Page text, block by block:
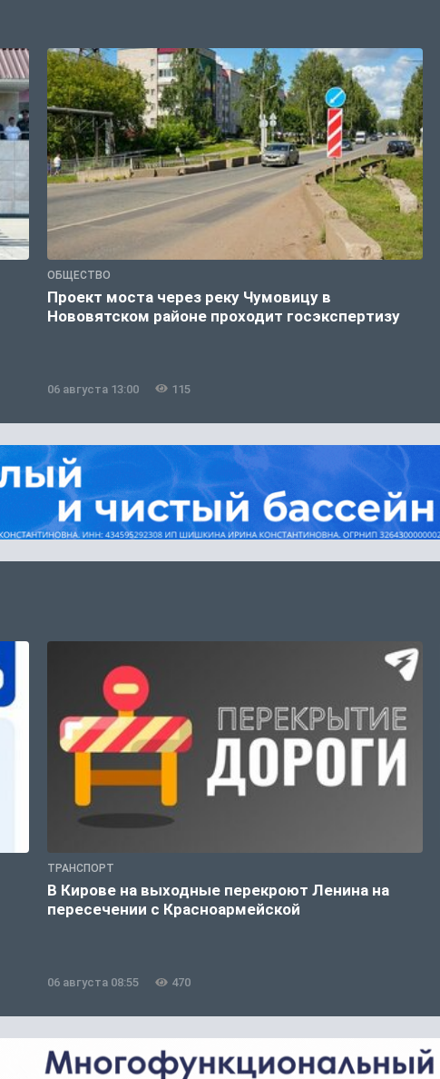
ОБЩЕСТВО
Проект моста через реку Чумовицу в
Нововятском районе проходит госэкспертизу
06 августа 13:00 115
ТРАНСПОРТ
В Кирове на выходные перекроют Ленина на
пересечении с Красноармейской
06 августа 08:55 470